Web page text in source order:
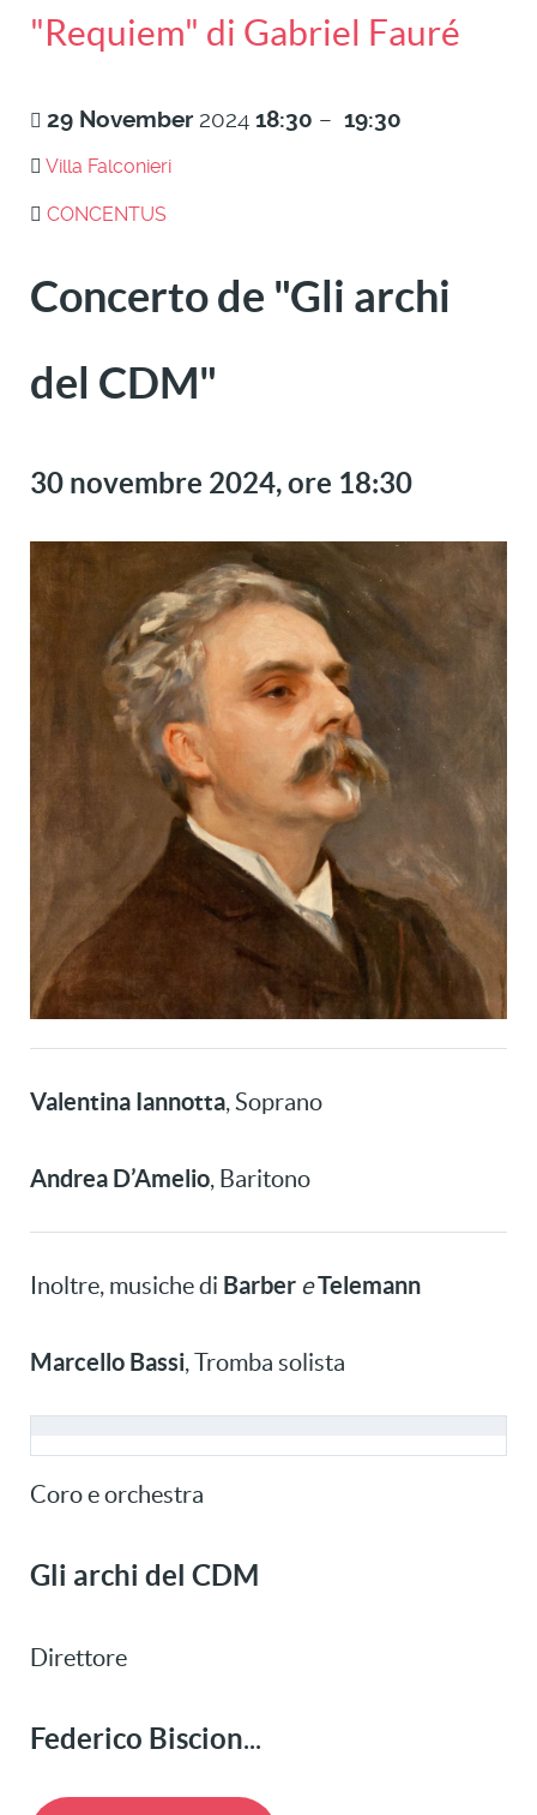
"Requiem" di Gabriel Fauré
29 November 2024 18:30 – 19:30
Villa Falconieri
CONCENTUS
Concerto de "Gli archi
del CDM"
30 novembre 2024, ore 18:30
Valentina Iannotta, Soprano
Andrea D’Amelio, Baritono
Inoltre, musiche di Barber eTelemann
Marcello Bassi, Tromba solista
Coro e orchestra
Gli archi del CDM
Direttore
Federico Biscion...